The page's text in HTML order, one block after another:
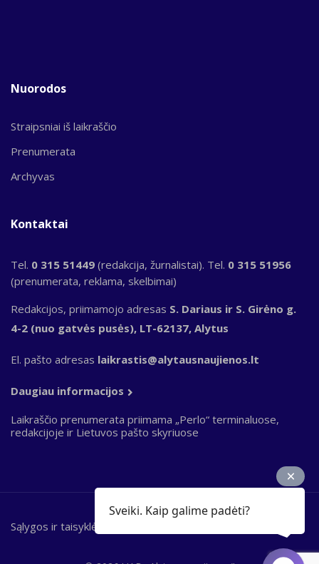
Nuorodos
Straipsniai iš laikraščio
Prenumerata
Archyvas
Kontaktai
Tel. 0 315 51449 (redakcija, žurnalistai). Tel. 0 315 51956
(prenumerata, reklama, skelbimai)
Redakcijos, priimamojo adresas S. Dariaus ir S. Girėno g.
4-2 (nuo gatvės pusės), LT-62137, Alytus
El. pašto adresas laikrastis@alytausnaujienos.lt
Daugiau informacijos
Laikraščio prenumerata priimama „Perlo“ terminaluose,
redakcijoje ir Lietuvos pašto skyriuose
Bottom
Sąlygos ir taisyklės
Sveiki. Kaip galime padėti?